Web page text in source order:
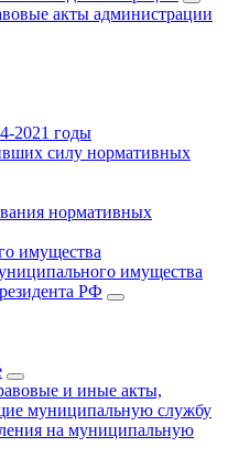
акты администрации
2021 годы
силу нормативных
нормативных
имущества
имущества
РФ
и иные акты,
муниципальную службу
на муниципальную